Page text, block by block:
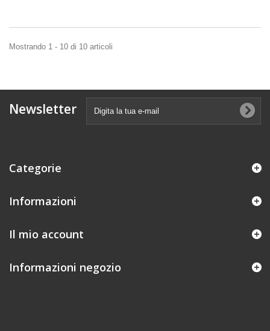
Mostrando 1 - 10 di 10 articoli
Newsletter
Categorie
Informazioni
Il mio account
Informazioni negozio